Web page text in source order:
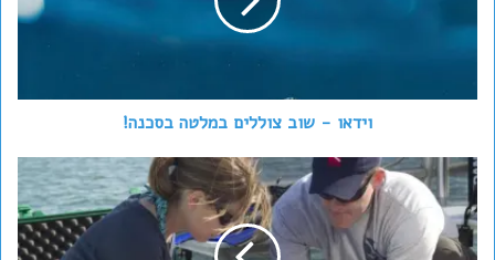
בסכנה!
וידאו - שוב צוללים במלטה בסכנה!
רשימת
רופאי
הצלילה
בישראל